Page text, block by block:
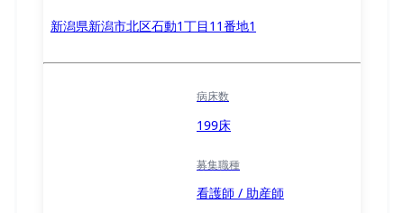
新潟県新潟市北区石動1丁目11番地1
病床数
199床
募集職種
看護師 / 助産師